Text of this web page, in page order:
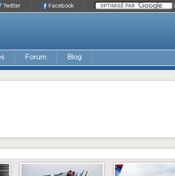
Facebook
Twitter
Forum Blog